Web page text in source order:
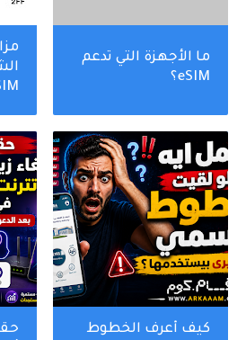
ما الأجهزة التي تدعم
eSIM؟
كيف أعرف الخطوط